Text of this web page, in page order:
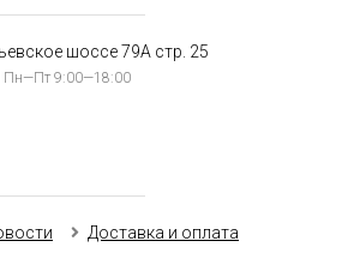
шоссе 79А стр. 25
Пн—Пт 9:00—18:00
Доставка и оплата